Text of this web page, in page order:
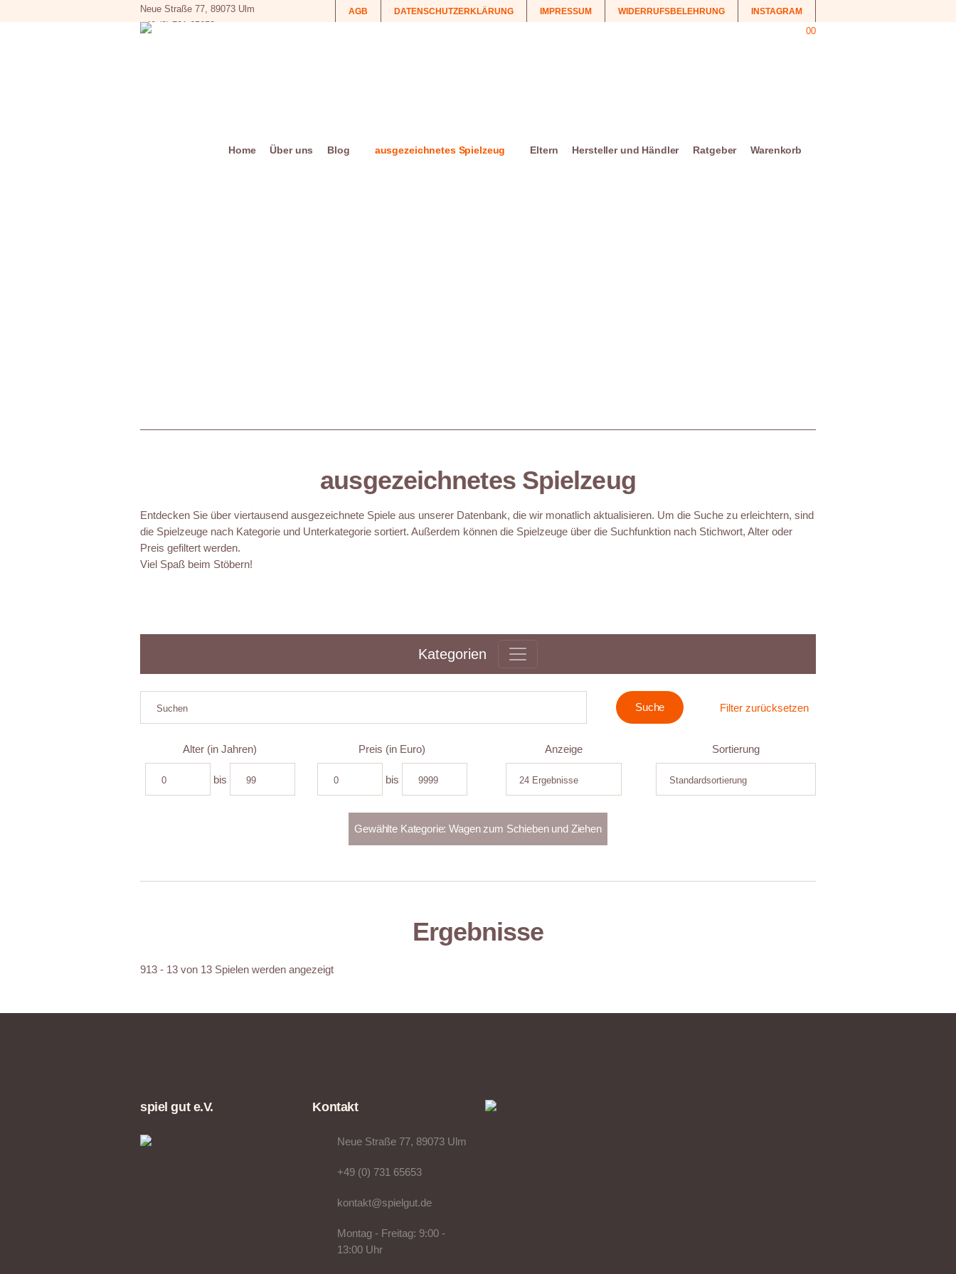
AGB DATENSCHUTZERKLÄRUNG IMPRESSUM WIDERRUFSBELEHRUNG INSTAGRAM
Neue Straße 77, 89073 Ulm
+49 (0) 731 65653
00
Home Über uns Blog ausgezeichnetes Spielzeug Eltern Hersteller und Händler Ratgeber Warenkorb
ausgezeichnetes Spielzeug
Entdecken Sie über viertausend ausgezeichnete Spiele aus unserer Datenbank, die wir monatlich aktualisieren. Um die Suche zu erleichtern, sind
die Spielzeuge nach Kategorie und Unterkategorie sortiert. Außerdem können die Spielzeuge über die Suchfunktion nach Stichwort, Alter oder
Preis gefiltert werden.
Viel Spaß beim Stöbern!
Kategorien
Filter zurücksetzen
Alter (in Jahren)
bis
Preis (in Euro)
bis
Anzeige Sortierung
Ergebnisse
913 - 13 von 13 Spielen werden angezeigt
spiel gut e.V. Kontakt
Neue Straße 77, 89073 Ulm
+49 (0) 731 65653
kontakt@spielgut.de
Montag - Freitag: 9:00 -
13:00 Uhr